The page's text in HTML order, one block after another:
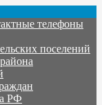
телефоны
поселений
РФ